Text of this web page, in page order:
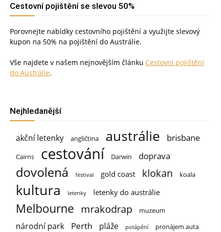
Cestovní pojištění se slevou 50%
Porovnejte nabídky cestovního pojištění a využijte slevový
kupon na 50% na pojištění do Austrálie.
Vše najdete v našem nejnovějším článku Cestovní pojištění
do Austrálie.
Nejhledanější
akční letenky angličtina austrálie brisbane
Cairns cestování Darwin doprava
dovolená festival gold coast klokan koala
kultura letenky letenky do austrálie
Melbourne mrakodrap muzeum
národní park Perth pláže potápění pronájem auta